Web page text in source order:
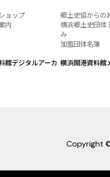
ョップ
内
郷土史協からの
横浜郷土史団体
み
加盟団体名簿
館デジタルアーカ 横浜開港資料館
Copyright